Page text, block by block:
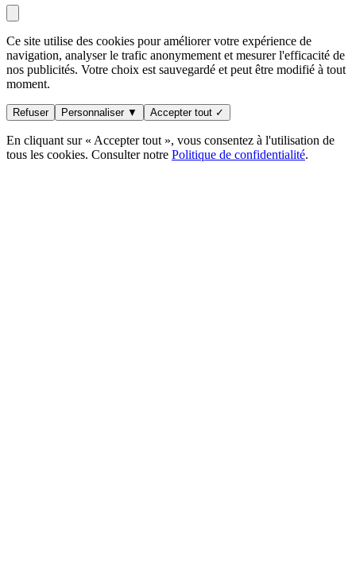
Ce site utilise des cookies pour améliorer votre expérience de
navigation, analyser le trafic anonymement et mesurer l'efficacité de
nos publicités. Votre choix est sauvegardé et peut être modifié à tout
moment.
Refuser Personnaliser ▼ Accepter tout ✓
En cliquant sur « Accepter tout », vous consentez à l'utilisation de
tous les cookies. Consulter notre Politique de confidentialité.